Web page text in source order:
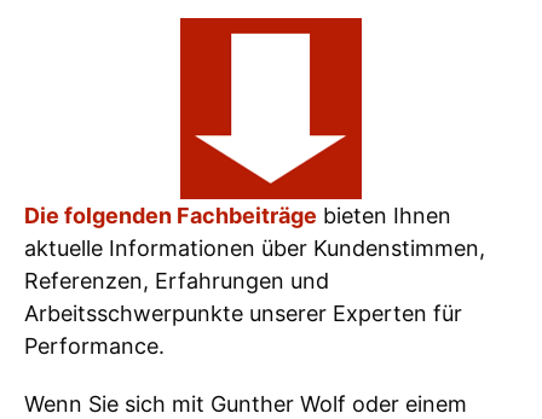
Die folgenden Fachbeiträge bieten Ihnen
aktuelle Informationen über Kundenstimmen,
Referenzen, Erfahrungen und
Arbeitsschwerpunkte unserer Experten für
Performance.
Wenn Sie sich mit Gunther Wolf oder einem